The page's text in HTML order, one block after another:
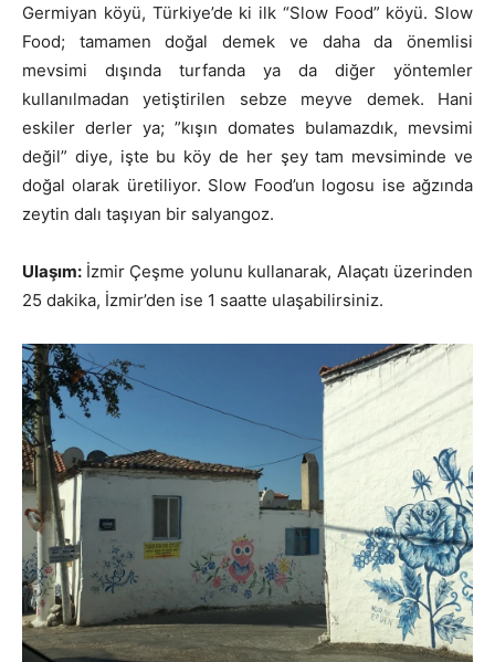
Germiyan köyü, Türkiye’de ki ilk “Slow Food” köyü. Slow
Food; tamamen doğal demek ve daha da önemlisi
mevsimi dışında turfanda ya da diğer yöntemler
kullanılmadan yetiştirilen sebze meyve demek. Hani
eskiler derler ya; ”kışın domates bulamazdık, mevsimi
değil” diye, işte bu köy de her şey tam mevsiminde ve
doğal olarak üretiliyor. Slow Food’un logosu ise ağzında
zeytin dalı taşıyan bir salyangoz.
Ulaşım: İzmir Çeşme yolunu kullanarak, Alaçatı üzerinden
25 dakika, İzmir’den ise 1 saatte ulaşabilirsiniz.